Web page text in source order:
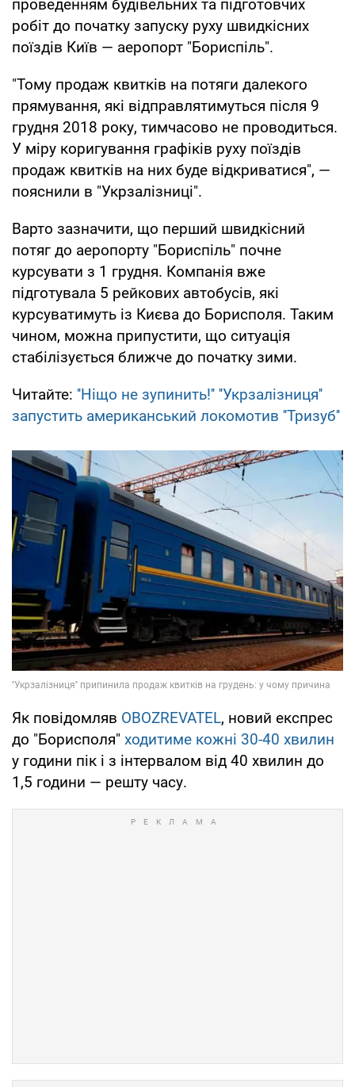
проведенням будівельних та підготовчих
робіт до початку запуску руху швидкісних
поїздів Київ — аеропорт "Бориспіль".
"Тому продаж квитків на потяги далекого
прямування, які відправлятимуться після 9
грудня 2018 року, тимчасово не проводиться.
У міру коригування графіків руху поїздів
продаж квитків на них буде відкриватися", —
пояснили в "Укрзалізниці".
Варто зазначити, що перший швидкісний
потяг до аеропорту "Бориспіль" почне
курсувати з 1 грудня. Компанія вже
підготувала 5 рейкових автобусів, які
курсуватимуть із Києва до Борисполя. Таким
чином, можна припустити, що ситуація
стабілізується ближче до початку зими.
Читайте: ''Ніщо не зупинить!'' ''Укрзалізниця''
запустить американський локомотив ''Тризуб''
Як повідомляв OBOZREVATEL, новий експрес
до "Борисполя" ходитиме кожні 30-40 хвилин
у години пік і з інтервалом від 40 хвилин до
1,5 години — решту часу.